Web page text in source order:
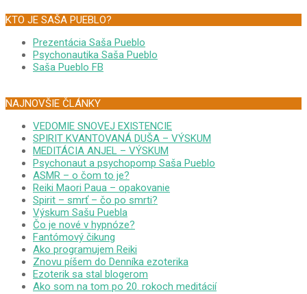
KTO JE SAŠA PUEBLO?
Prezentácia Saša Pueblo
Psychonautika Saša Pueblo
Saša Pueblo FB
NAJNOVŠIE ČLÁNKY
VEDOMIE SNOVEJ EXISTENCIE
SPIRIT KVANTOVANÁ DUŠA – VÝSKUM
MEDITÁCIA ANJEL – VÝSKUM
Psychonaut a psychopomp Saša Pueblo
ASMR – o čom to je?
Reiki Maori Paua – opakovanie
Spirit – smrť – čo po smrti?
Výskum Sašu Puebla
Čo je nové v hypnóze?
Fantómový čikung
Ako programujem Reiki
Znovu píšem do Denníka ezoterika
Ezoterik sa stal blogerom
Ako som na tom po 20. rokoch meditácií